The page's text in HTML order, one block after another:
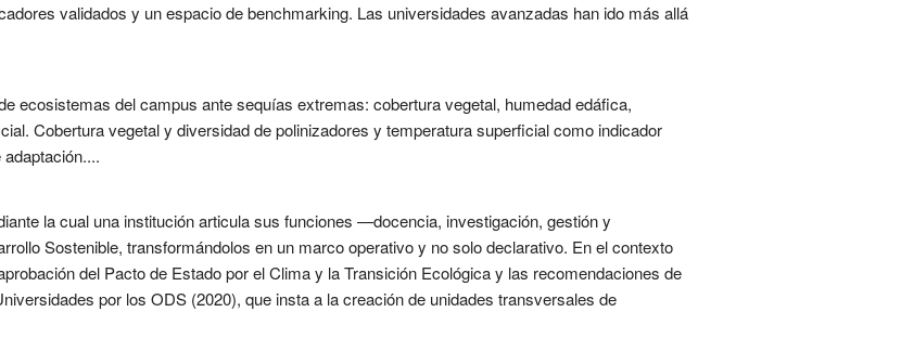
validados y un espacio de benchmarking. Las universidades avanzadas han ido más allá
ecosistemas del campus ante sequías extremas: cobertura vegetal, humedad edáfica,
Cobertura vegetal y diversidad de polinizadores y temperatura superficial como indicador
la cual una institución articula sus funciones —docencia, investigación, gestión y
Sostenible, transformándolos en un marco operativo y no solo declarativo. En el contexto
del Pacto de Estado por el Clima y la Transición Ecológica y las recomendaciones de
por los ODS (2020), que insta a la creación de unidades transversales de